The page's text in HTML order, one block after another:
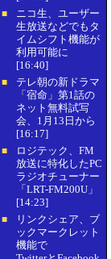
■
ニコ生、ユーザー
生放送などでもタ
イムシフト機能が
利用可能に
[16:40]
■
テレ朝の新ドラマ
「宿命」第1話の
ネット無料試写
会、1月13日から
[16:17]
■
ロジテック、FM
放送に特化したPC
ラジオチューナー
「LRT-FM200U」
[14:23]
■
リンクシェア、ブ
ックマークレット
機能で